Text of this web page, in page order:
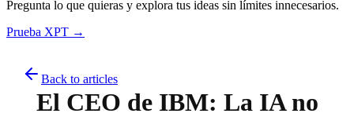
Pregunta lo que quieras y explora tus ideas sin límites innecesarios.
Prueba XPT →
Back to articles
El CEO de IBM: La IA no